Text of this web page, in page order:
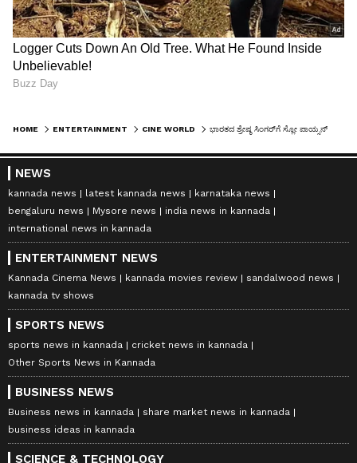
ಕನ್ನಡ ಸಿನಿಮಾ (Kannada Cinema News
), ಟಿವಿ
ಕಾರ್ಯಕ್ರಮಗಳು (Kannada TV Shows ), ಸೆಲೆಬ್ರಿಟಿ
ಸುದ್ದಿಗಳು ಮತ್ತು ಇತ್ತೀಚಿನ ಸುದ್ದಿಗಳಿಗಾಗಿ ಏಷ್ಯಾನೆಟ್
ಸುವರ್ಣ ನ್ಯೂಸ್‌ನಲ್ಲಿ ಮನರಂಜನಾ ವಿಭಾಗ ನೋಡಿ.
ಸಿನಿಮಾ ವಿಮರ್ಶೆಗಳು (
ತೆರೆಮರೆಯ ಕಥೆಗಳು,OTT ರಿಲೀಸ್‌ಗಳ ಬಗ್ಗೆ
ಮಾಹಿತಿಯೂ ಇಲ್ಲಿದೆ.
HOME ENTERTAINMENT CINE WORLD
NEWS
kannada news latest kannada news
karnataka news
bengaluru news
Mysore news
india news in kannada
international news in kannada
ENTERTAINMENT NEWS
Kannada Cinema News kannada movies review
sandalwood news
kannada tv shows
SPORTS NEWS
sports news in kannada
cricket news in kannada
Other Sports News in Kannada
BUSINESS NEWS
Business news in kannada
share market news in kannada
business ideas in kannada
SCIENCE & TECHNOLOGY